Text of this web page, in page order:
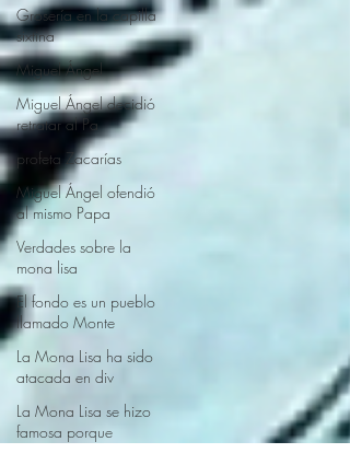
Grosería en la capilla
sixtina
Miguel Ángel
Miguel Ángel decidió
retratar al Pa
profeta Zacarías
Miguel Ángel ofendió
al mismo Papa
Verdades sobre la
mona lisa
El fondo es un pueblo
llamado Monte
La Mona Lisa ha sido
atacada en div
La Mona Lisa se hizo
famosa porque